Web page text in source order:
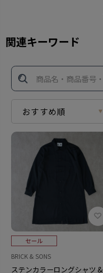
関連キーワード
BRICK & SONS
ステンカラーロングシャツ &